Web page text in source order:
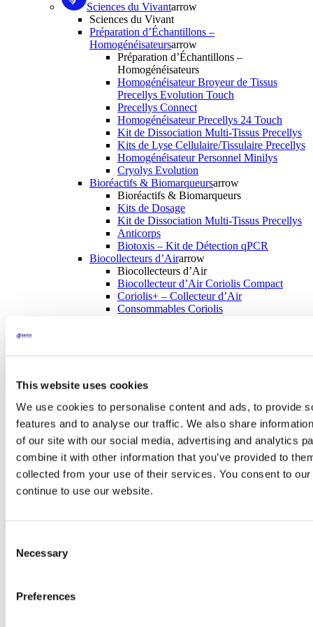
This website uses cookies
We use cookies to personalise content and ads, to provide
features and to analyse our traffic. We also share
of our site with our social media, advertising and analytics
combine it with other information that you’ve provided to
collected from your use of their services. You consent to
continue to use our website.
Selection
Necessary
Preferences
Sciences du Vivantarrow
Sciences du Vivant
Préparation d’Échantillons –
Homogénéisateursarrow
Préparation d’Échantillons –
Homogénéisateurs
Homogénéisateur Broyeur de Tissus
Precellys Evolution Touch
Precellys Connect
Homogénéisateur Precellys 24 Touch
Kit de Dissociation Multi-Tissus Precellys
Kits de Lyse Cellulaire/Tissulaire Precellys
Homogénéisateur Personnel Minilys
Cryolys Evolution
Bioréactifs & Biomarqueursarrow
Bioréactifs & Biomarqueurs
Kits de Dosage
Kit de Dissociation Multi-Tissus Precellys
Anticorps
Biotoxis – Kit de Détection qPCR
Biocollecteurs d’Airarrow
Biocollecteurs d’Air
Biocollecteur d’Air Coriolis Compact
Coriolis+ – Collecteur d’Air
Consommables Coriolis
Acetylcholinesterase (Ache) – Marqueur
Extraction de métabolites
Extraction de protéines
Extraction d’ARN
Extraction ADN
Choisir votre kit de lyse
Kit Emulsion
PCR et RT-PCR
Séquençage à haut débit (NGS)